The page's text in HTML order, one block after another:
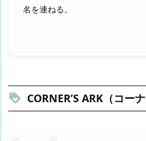
名を連ねる。
CORNER’S ARK（コー